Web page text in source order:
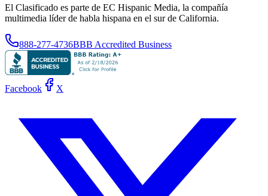
El Clasificado es parte de EC Hispanic Media, la compañía
multimedia líder de habla hispana en el sur de California.
888-277-4736BBB Accredited Business
Facebook X